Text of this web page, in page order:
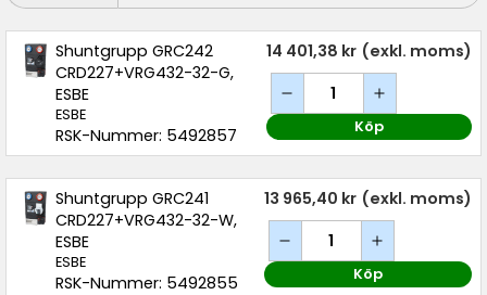
Shuntgrupp GRC242
CRD227+VRG432-32-G,
ESBE
ESBE
RSK-Nummer: 5492857
14 401,38 kr (exkl. moms)
Köp
Shuntgrupp GRC241
CRD227+VRG432-32-W,
ESBE
ESBE
RSK-Nummer: 5492855
13 965,40 kr (exkl. moms)
Köp